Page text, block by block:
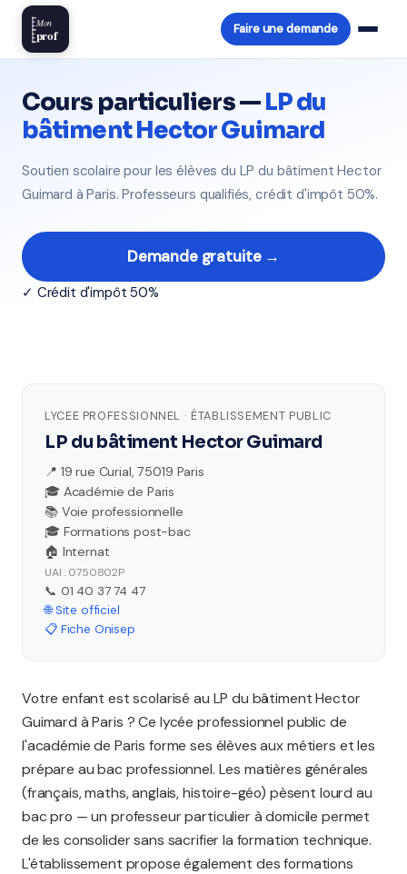
Mon
prof Faire une demande
Cours particuliers —LP du
bâtiment Hector Guimard
Soutien scolaire pour les élèves du LP du bâtiment Hector
Guimard à Paris. Professeurs qualifiés, crédit d'impôt 50%.
Demande gratuite →
✓ Crédit d'impôt 50%
LYCEE PROFESSIONNEL · ÉTABLISSEMENT PUBLIC
LP du bâtiment Hector Guimard
📍 19 rue Curial, 75019 Paris
🎓 Académie de Paris
📚 Voie professionnelle
🎓 Formations post-bac
🏠 Internat
UAI : 0750802P
📞 01 40 37 74 47
🌐 Site officiel
📋 Fiche Onisep
Votre enfant est scolarisé au LP du bâtiment Hector
Guimard à Paris ? Ce lycée professionnel public de
l'académie de Paris forme ses élèves aux métiers et les
prépare au bac professionnel. Les matières générales
(français, maths, anglais, histoire-géo) pèsent lourd au
bac pro — un professeur particulier à domicile permet
de les consolider sans sacrifier la formation technique.
L'établissement propose également des formations